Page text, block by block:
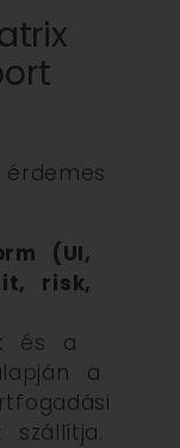
(UI,
risk,
és a
a
szállítja.